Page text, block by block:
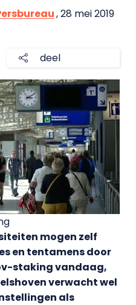
, 28 mei 2019
deel
mogen zelf
en tentamens door
staking vandaag,
verwacht wel
als